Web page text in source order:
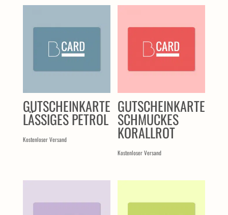
GUTSCHEINKARTE
LÄSSIGES PETROL
Kostenloser Versand
GUTSCHEINKARTE
SCHMUCKES
KORALLROT
Kostenloser Versand